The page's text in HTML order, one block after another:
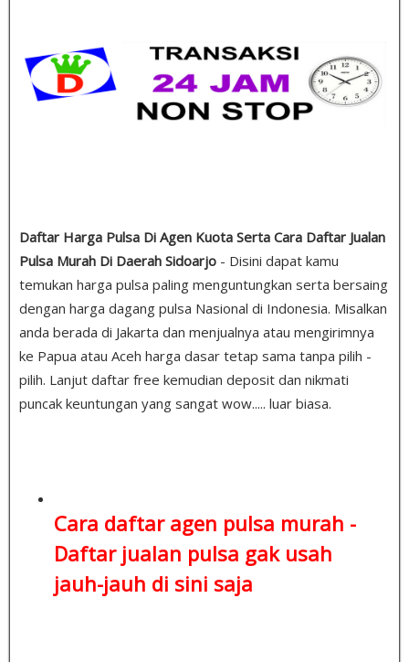
Daftar Harga Pulsa Di Agen Kuota Serta Cara Daftar Jualan
Pulsa Murah Di Daerah Sidoarjo - Disini dapat kamu
temukan harga pulsa paling menguntungkan serta bersaing
dengan harga dagang pulsa Nasional di Indonesia. Misalkan
anda berada di Jakarta dan menjualnya atau mengirimnya
ke Papua atau Aceh harga dasar tetap sama tanpa pilih -
pilih. Lanjut daftar free kemudian deposit dan nikmati
puncak keuntungan yang sangat wow..... luar biasa.
Cara daftar agen pulsa murah -
Daftar jualan pulsa gak usah
jauh-jauh di sini saja